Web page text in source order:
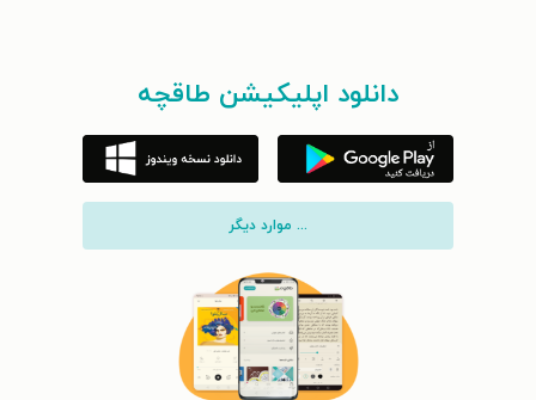
دانلود اپلیکیشن طاقچه
... موارد دیگر